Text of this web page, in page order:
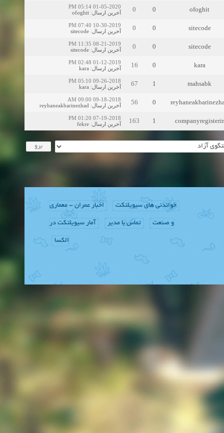
ofoghit
0
0
01-05-2020 05:14 PM
آخرین ارسال:
ofoghit
sitecode
0
0
10-30-2019 07:40 PM
آخرین ارسال:
sitecode
sitecode
0
0
08-21-2019 11:35 PM
آخرین ارسال:
sitecode
kara
0
16
01-12-2019 02:48 PM
آخرین ارسال:
kara
mahsabk
1
67
09-26-2018 05:10 PM
آخرین ارسال:
kara
0
56
09-18-2018 09:00 AM
آخرین ارسال:
reyhaneakbarinezhad
companyregisterir
1
163
07-19-2018 01:20 PM
آخرین ارسال:
fekre
خواندنی های سیویلتکت اخبار عمران - معماری
و صنعت تماس با مدیر آمار سیویلتکت در
الکسا